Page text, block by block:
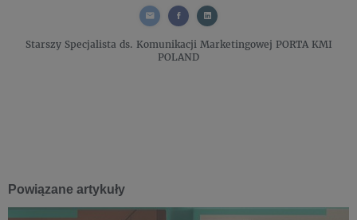
Starszy Specjalista ds. Komunikacji Marketingowej PORTA KMI
POLAND
Powiązane artykuły